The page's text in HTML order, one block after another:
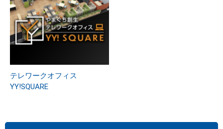
テレワークオフィス
YY!SQUARE